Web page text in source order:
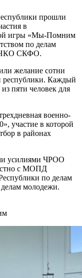
прошли
в
игры «Мы-Помним
по делам
НКО СКФО.
желание сотни
республики. Каждый
пяти человек для
военно-
участие в которой
в районах
усилиями ЧРОО
с МОПД
по делам
молодежи.